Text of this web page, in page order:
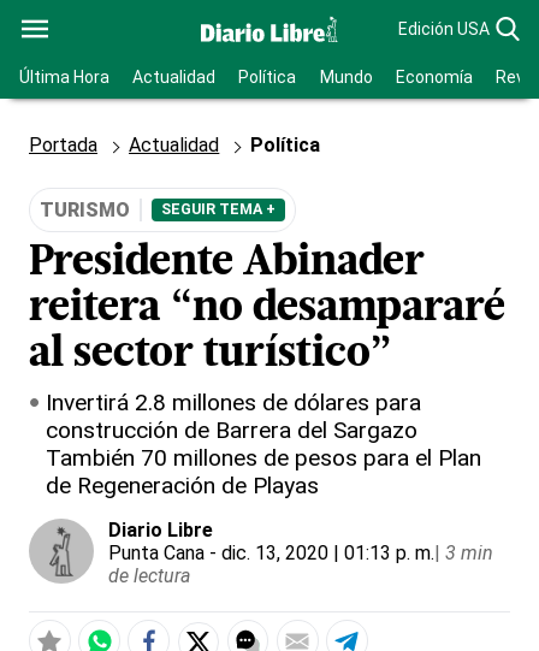
Edición USA
Última Hora Actualidad Política Mundo Economía
Portada Actualidad Política
TURISMO SEGUIR TEMA +
Presidente Abinader
reitera “no desampararé
al sector turístico”
Invertirá 2.8 millones de dólares para
construcción de Barrera del Sargazo
También 70 millones de pesos para el Plan
de Regeneración de Playas
Diario Libre
Punta Cana - dic. 13, 2020 | 01:13 p. m.| 3 min
de lectura